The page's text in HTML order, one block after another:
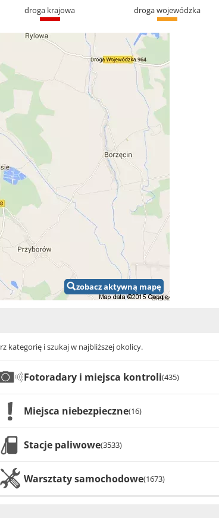
droga krajowa droga wojewódzka
zobacz aktywną mapę
kategorię i szukaj w najbliższej okolicy.
Fotoradary i miejsca kontroli(435)
Miejsca niebezpieczne(16)
Stacje paliwowe(3533)
Warsztaty samochodowe(1673)